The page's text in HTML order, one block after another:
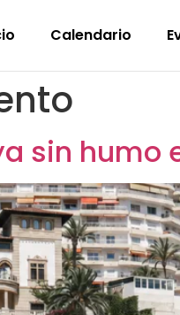
Calendario
sin humo